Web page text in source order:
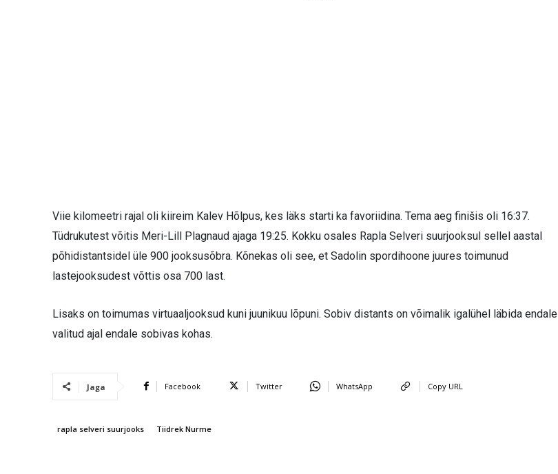
Viie kilomeetri rajal oli kiireim Kalev Hõlpus, kes läks starti ka favoriidina. Tema aeg finišis oli 16:37.
Tüdrukutest võitis Meri-Lill Plagnaud ajaga 19:25. Kokku osales Rapla Selveri suurjooksul sellel aastal
põhidistantsidel üle 900 jooksusõbra. Kõnekas oli see, et Sadolin spordihoone juures toimunud
lastejooksudest võttis osa 700 last.
Lisaks on toimumas virtuaaljooksud kuni juunikuu lõpuni. Sobiv distants on võimalik igalühel läbida endale
valitud ajal endale sobivas kohas.
Jaga Facebook Twitter WhatsApp Copy URL
rapla selveri suurjooks Tiidrek Nurme